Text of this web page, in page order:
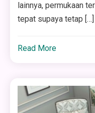
lainnya, permukaan
tepat supaya tetap […]
Read More